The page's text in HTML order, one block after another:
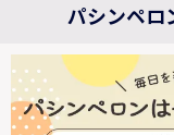
パシンペロ